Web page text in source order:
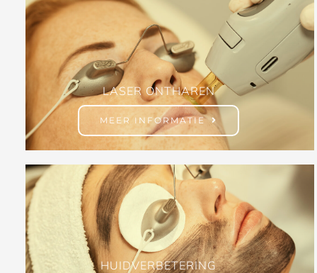
LASER ONTHAREN
MEER INFORMATIE
HUIDVERBETERING